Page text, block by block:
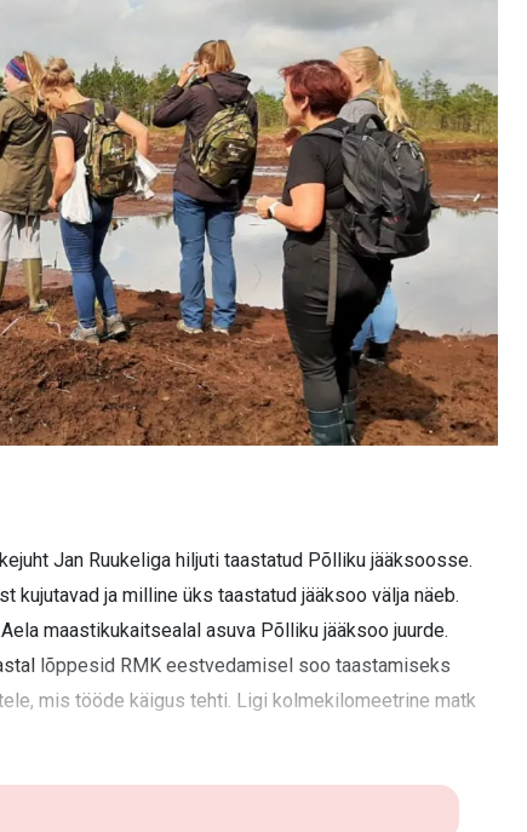
Jan Ruukeliga hiljuti taastatud Põlliku jääksoosse.
kujutavad ja milline üks taastatud jääksoo välja näeb.
maastikukaitsealal asuva Põlliku jääksoo juurde.
lõppesid RMK eestvedamisel soo taastamiseks
mis tööde käigus tehti. Ligi kolmekilomeetrine matk